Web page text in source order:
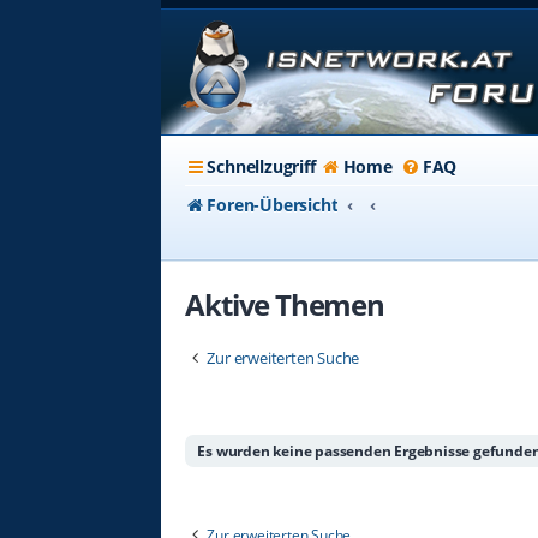
Schnellzugriff Home
FAQ
Foren-Übersicht
Aktive Themen
Zur erweiterten Suche
Es wurden keine passenden Ergebnisse